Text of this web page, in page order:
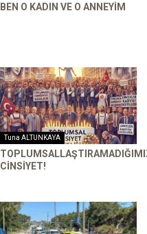
BEN O KADIN VE O ANNEYIM
Tuna ALTUNKAYA
CİNSİYET!